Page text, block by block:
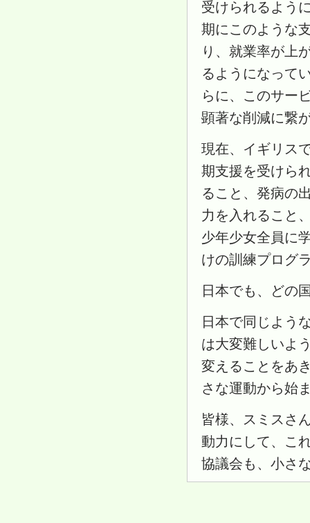
受けられるよう
期にこのような
り、就業率が上
るようになって
らに、このサー
顕著な削減に繋
現在、イギリス
期支援を受けら
ること、発病の
力を入れること
少年少女全員に
けの訓練プログ
日本でも、どの
日本で同じよう
は大変難しいよ
変えることをあ
さな運動から始
皆様、スミスさ
動力にして、こ
協議会も、小さ